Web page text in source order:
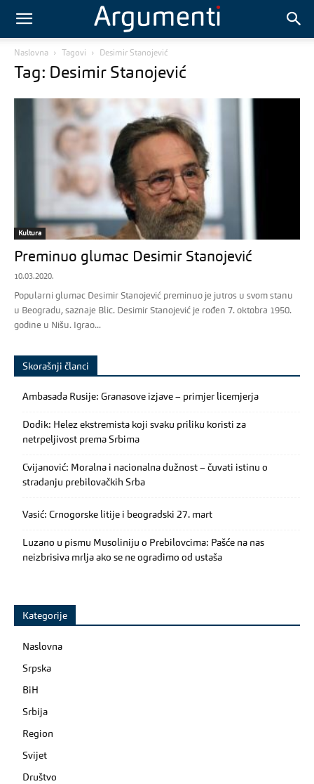
Naslovna Tagovi Desimir Stanojević
Tag: Desimir Stanojević
Kultura
Preminuo glumac Desimir Stanojević
10.03.2020.
Popularni glumac Desimir Stanojević preminuo je jutros u svom stanu
u Beogradu, saznaje Blic. Desimir Stanojević je rođen 7. oktobra 1950.
godine u Nišu. Igrao...
Skorašnji članci
Ambasada Rusije: Granasove izjave – primjer licemjerja
Dodik: Helez ekstremista koji svaku priliku koristi za
netrpeljivost prema Srbima
Cvijanović: Moralna i nacionalna dužnost – čuvati istinu o
stradanju prebilovačkih Srba
Vasić: Crnogorske litije i beogradski 27. mart
Luzano u pismu Musoliniju o Prebilovcima: Pašće na nas
neizbrisiva mrlja ako se ne ogradimo od ustaša
Kategorije
Naslovna
Srpska
BiH
Srbija
Region
Svijet
Društvo